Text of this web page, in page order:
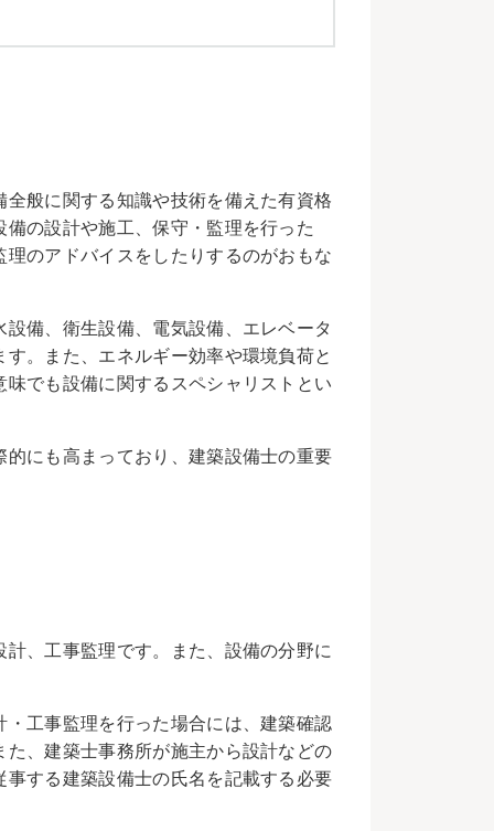
般に関する知識や技術を備えた有資格
の設計や施工、保守・監理を行った
のアドバイスをしたりするのがおもな
備、衛生設備、電気設備、エレベータ
。また、エネルギー効率や環境負荷と
でも設備に関するスペシャリストとい
にも高まっており、建築設備士の重要
、工事監理です。また、設備の分野に
工事監理を行った場合には、建築確認
、建築士事務所が施主から設計などの
する建築設備士の氏名を記載する必要